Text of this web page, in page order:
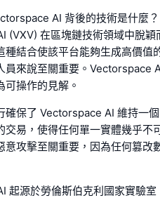
AI 背後的技術是什麼？
(VXV) 在區塊鏈技術領域中脫穎
種結合使該平台能夠生成高價
員來說至關重要。Vectorspace
可操作的見解。
確保了 Vectorspace AI 維持一
交易，使得任何單一實體幾乎
意攻擊至關重要，因為任何篡
起源於勞倫斯伯克利國家實驗